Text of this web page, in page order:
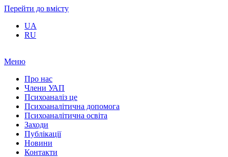
Перейти до вмісту
UA
RU
Меню
Про нас
Члени УАП
Психоаналіз це
Психоаналітична допомога
Психоаналітична освіта
Заходи
Публікації
Новини
Контакти